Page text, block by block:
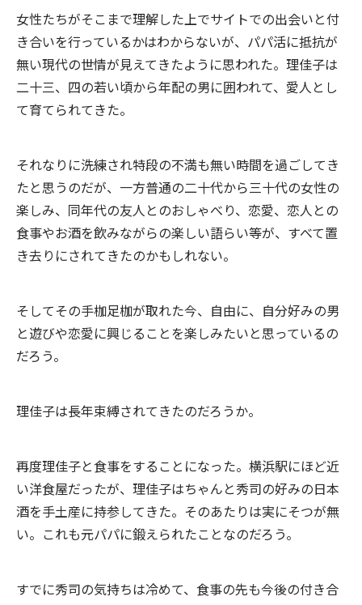
女性たちがそこまで理解した上でサイトでの出会いと付
き合いを行っているかはわからないが、パパ活に抵抗が
無い現代の世情が見えてきたように思われた。理佳子は
二十三、四の若い頃から年配の男に囲われて、愛人とし
て育てられてきた。
それなりに洗練され特段の不満も無い時間を過ごしてき
たと思うのだが、一方普通の二十代から三十代の女性の
楽しみ、同年代の友人とのおしゃべり、恋愛、恋人との
食事やお酒を飲みながらの楽しい語らい等が、すべて置
き去りにされてきたのかもしれない。
そしてその手枷足枷が取れた今、自由に、自分好みの男
と遊びや恋愛に興じることを楽しみたいと思っているの
だろう。
理佳子は長年束縛されてきたのだろうか。
再度理佳子と食事をすることになった。横浜駅にほど近
い洋食屋だったが、理佳子はちゃんと秀司の好みの日本
酒を手土産に持参してきた。そのあたりは実にそつが無
い。これも元パパに鍛えられたことなのだろう。
すでに秀司の気持ちは冷めて、食事の先も今後の付き合